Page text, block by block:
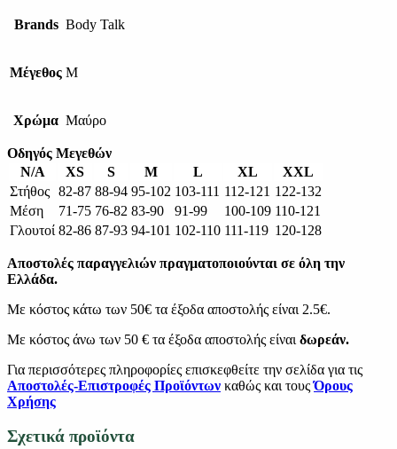
Brands Body Talk
Μέγεθος M
Χρώμα Μαύρο
Οδηγός Μεγεθών
N/A
XS S M L XL
XXL
Στήθος 82-87 88-94 95-102 103-111 112-121 122-132
Μέση
71-75 76-82 83-90 91-99 100-109 110-121
Γλουτοί 82-86 87-93 94-101 102-110 111-119 120-128
Αποστολές παραγγελιών πραγματοποιούνται σε όλη την
Ελλάδα.
Με κόστος κάτω των 50€ τα έξοδα αποστολής είναι 2.5€.
Με κόστος άνω των 50 € τα έξοδα αποστολής είναι δωρεάν.
Για περισσότερες πληροφορίες επισκεφθείτε την σελίδα για τις
Αποστολές-Επιστροφές Προϊόντων καθώς και τουςΌρους
Χρήσης
Σχετικά προϊόντα